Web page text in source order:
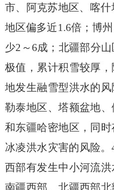
市、阿克苏地区、喀什
地区偏多近1.6倍； 博
少2 ～ 6成 ； 北疆部分山
极值，累计积雪较厚
地发生融雪型洪水的
勒泰地区、塔额盆地
和东疆哈密地区，同
冰凌洪水灾害的风险。
西部有发生中小河流洪